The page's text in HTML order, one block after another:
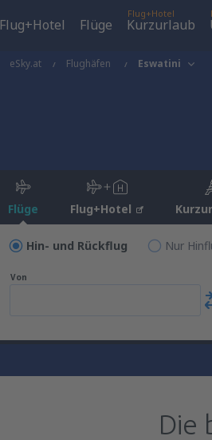
Flug+Hotel Flüge
Flug+Hotel
Kurzurlaub
eSky.at Flughäfen Eswatini
Flüge Flug+Hotel
Hin- und Rückflug Nur
Von
Die